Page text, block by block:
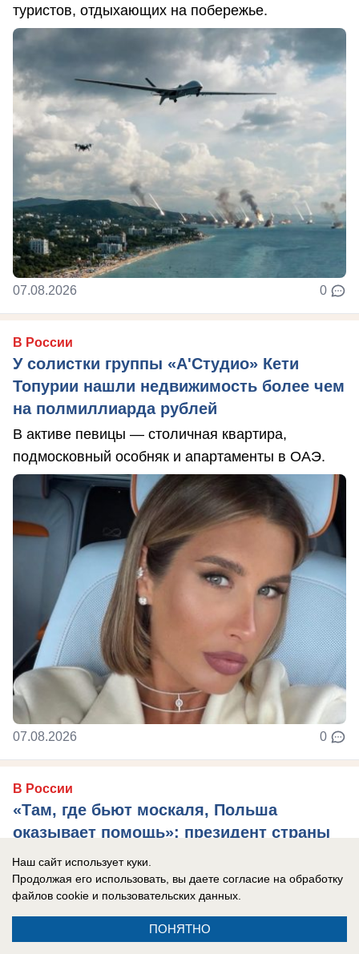
туристов, отдыхающих на побережье.
07.08.2026 0
В России
У солистки группы «А'Студио» Кети
Топурии нашли недвижимость более чем
на полмиллиарда рублей
В активе певицы — столичная квартира,
подмосковный особняк и апартаменты в ОАЭ.
07.08.2026 0
В России
«Там, где бьют москаля, Польша
оказывает помощь»: президент страны
сделал агрессивное заявление в адрес
России
Захарова: Это пример «клинической
русофобии», которая «влияет на когнитивные
способности».
Наш сайт использует куки.
Продолжая его использовать, вы даете согласие на обработку
файлов cookie и пользовательских данных.
ПОНЯТНО